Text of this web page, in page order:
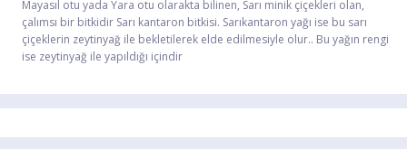
Mayasıl otu yada Yara otu olarakta bilinen, Sarı minik çiçekleri olan,
çalımsı bir bitkidir Sarı kantaron bitkisi. Sarıkantaron yağı ise bu sarı
çiçeklerin zeytinyağ ile bekletilerek elde edilmesiyle olur.. Bu yağın rengi
ise zeytinyağ ile yapıldığı içindir